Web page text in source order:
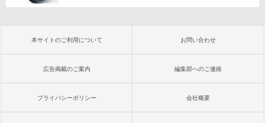
本サイトのご利用について お問い合わせ
広告掲載のご案内 編集部へのご連絡
プライバシーポリシー 会社概要